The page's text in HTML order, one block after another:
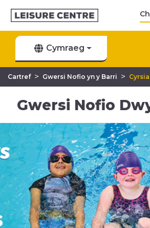
Cymraeg
Cartref > Gwersi Nofio yn y Barri >
Gwersi Nofio